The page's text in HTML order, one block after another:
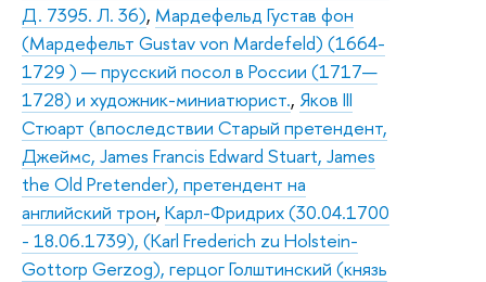
Д. 7395. Л. 36), Мардефельд Густав фон
(Мардефельт Gustav von Mardefeld) (1664-
1729 ) — прусский посол в России (1717—
1728) и художник-миниатюрист., Яков III
Стюарт (впоследствии Старый претендент,
Джеймс, James Francis Edward Stuart, James
the Old Pretender), претендент на
английский трон, Карл-Фридрих (30.04.1700
- 18.06.1739), (Karl Frederich zu Holstein-
Gottorp Gerzog), герцог Голштинский (князь